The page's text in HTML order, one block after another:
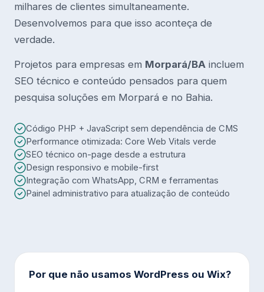
milhares de clientes simultaneamente.
Desenvolvemos para que isso aconteça de
verdade.
Projetos para empresas em Morpará/BA incluem
SEO técnico e conteúdo pensados para quem
pesquisa soluções em Morpará e no Bahia.
Código PHP + JavaScript sem dependência de CMS
Performance otimizada: Core Web Vitals verde
SEO técnico on-page desde a estrutura
Design responsivo e mobile-first
Integração com WhatsApp, CRM e ferramentas
Painel administrativo para atualização de conteúdo
Por que não usamos WordPress ou Wix?